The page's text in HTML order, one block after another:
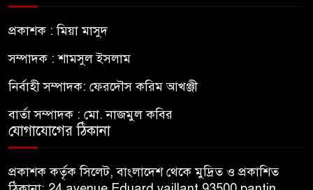
প্রকাশক : মিয়া মাসুদ
সম্পাদক : শামসুল ইসলাম
নির্বাহী সম্পাদক: ফেরদৌস করিম আখঞ্জী
বার্তা সম্পাদক : মো. নাজমুল কবির
যোগাযোগের ঠিকানা
প্রকাশক কর্তৃক সিলেট, বাংলাদেশ থেকে মুদ্রিত ও প্রকাশিত